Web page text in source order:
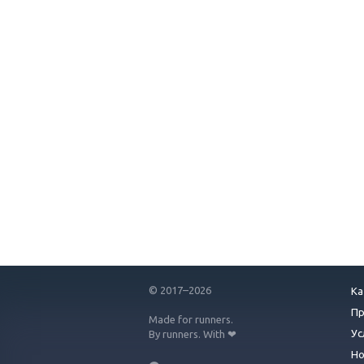
© 2017–2026
Made for runners.
By runners. With ❤